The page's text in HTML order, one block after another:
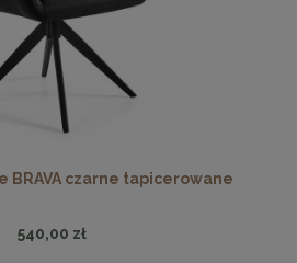
BRAVA czarne tapicerowane
540,00 zł